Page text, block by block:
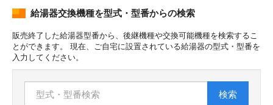
給湯器交換機種を型式・型番からの検索
販売終了した給湯器型番から、後継機種や交換可能機種を検索するこ
とができます。 現在、ご自宅に設置されている給湯器の型式・型番を
入力してください。
検索